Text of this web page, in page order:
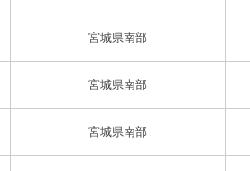
宮城県南部
宮城県南部
宮城県南部